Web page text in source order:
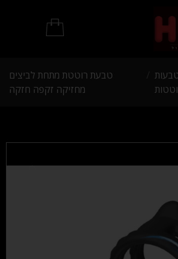
טבעת רוטטת מתחת לביצים
מחזיקה זקפה חזקה